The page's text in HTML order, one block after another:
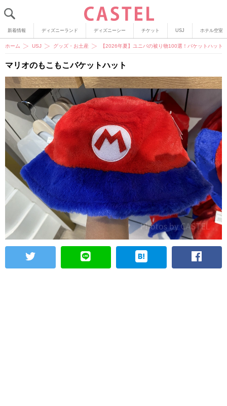
新着情報 ディズニーランド ディズニーシー チケット USJ ホテル空室
ホーム USJ グッズ・お土産 【2026年夏】ユニバの被り物100選！バケットハット
マリオのもこもこバケットハット